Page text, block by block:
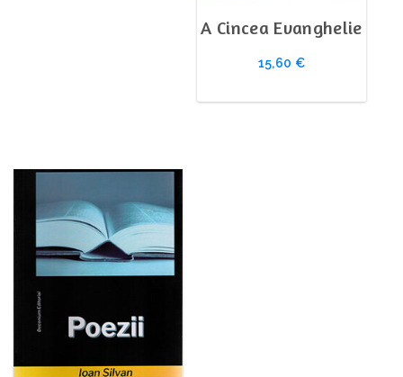
A Cincea Evanghelie
15,60 €